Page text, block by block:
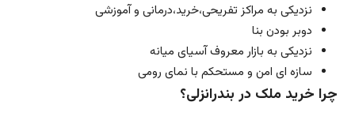
نزدیکی به مراکز تفریحی،خرید،درمانی و آموزشی
دوبر بودن بنا
نزدیکی به بازار معروف آسیای میانه
سازه ای امن و مستحکم با نمای رومی
چرا خرید ملک در بندرانزلی؟